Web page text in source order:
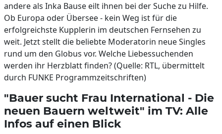
andere als Inka Bause eilt ihnen bei der Suche zu Hilfe.
Ob Europa oder Übersee - kein Weg ist für die
erfolgreichste Kupplerin im deutschen Fernsehen zu
weit. Jetzt stellt die beliebte Moderatorin neue Singles
rund um den Globus vor. Welche Liebessuchenden
werden ihr Herzblatt finden? (Quelle: RTL, übermittelt
durch FUNKE Programmzeitschriften)
"Bauer sucht Frau International - Die
neuen Bauern weltweit" im TV: Alle
Infos auf einen Blick